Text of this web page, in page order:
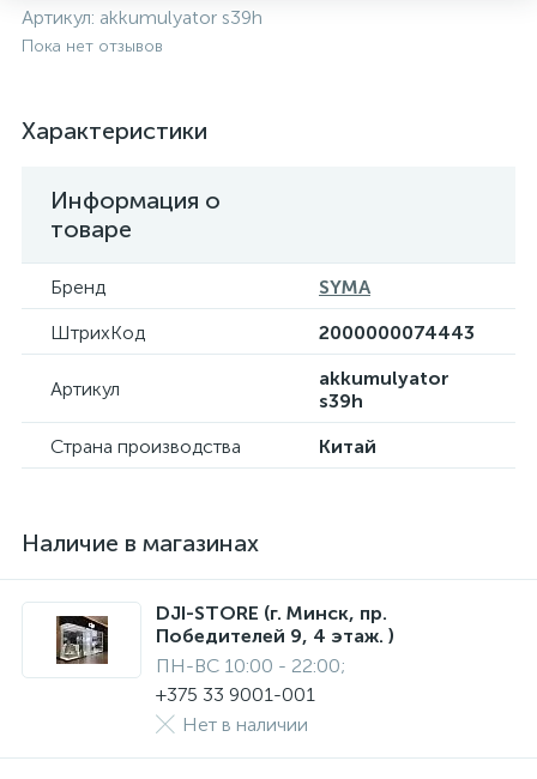
Артикул: akkumulyator s39h
Пока нет отзывов
Характеристики
Информация о
товаре
Бренд
SYMA
ШтрихКод
2000000074443
Артикул
akkumulyator
s39h
Страна производства
Китай
Наличие в магазинах
DJI-STORE (г. Минск, пр.
Победителей 9, 4 этаж. )
ПН-ВС 10:00 - 22:00;
+375 33 9001-001
Нет в наличии